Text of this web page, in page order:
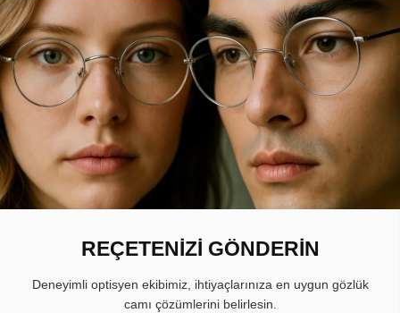
REÇETENİZİ GÖNDERİN
Deneyimli optisyen ekibimiz, ihtiyaçlarınıza en uygun gözlük
camı çözümlerini belirlesin.